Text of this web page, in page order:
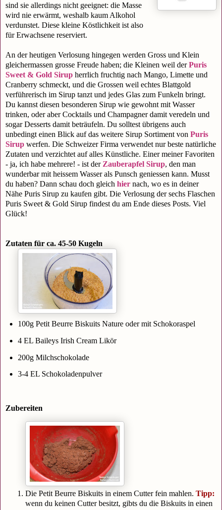
sind sie allerdings nicht geeignet: die Masse
wird nie erwärmt, weshalb kaum Alkohol
verdunstet. Diese kleine Köstlichkeit ist also
für Erwachsene reserviert.
An der heutigen Verlosung hingegen werden Gross und Klein
gleichermassen grosse Freude haben; die Kleinen weil derPuris
Sweet & Gold Sirup herrlich fruchtig nach Mango, Limette und
Cranberry schmeckt, und die Grossen weil echtes Blattgold
verführerisch im Sirup tanzt und jedes Glas zum Funkeln bringt.
Du kannst diesen besonderen Sirup wie gewohnt mit Wasser
trinken, oder aber Cocktails und Champagner damit veredeln und
sogar Desserts damit beträufeln. Du solltest übrigens auch
unbedingt einen Blick auf das weitere Sirup Sortiment von Puris
Sirup werfen. Die Schweizer Firma verwendet nur beste natürliche
Zutaten und verzichtet auf alles Künstliche. Einer meiner Favoriten
- ja, ich habe mehrere! - ist der Zauberapfel Sirup, den man
wunderbar mit heissem Wasser als Punsch geniessen kann. Musst
du haben? Dann schau doch gleich hier nach, wo es in deiner
Nähe Puris Sirup zu kaufen gibt. Die Verlosung der sechs Flaschen
Puris Sweet & Gold Sirup findest du am Ende dieses Posts. Viel
Glück!
Zutaten für ca. 45-50 Kugeln
100g Petit Beurre Biskuits Nature oder mit Schokoraspel
4 EL Baileys Irish Cream Likör
200g Milchschokolade
3-4 EL Schokoladenpulver
Zubereiten
Die Petit Beurre Biskuits in einem Cutter fein mahlen. Tipp:
wenn du keinen Cutter besitzt, gibts du die Biskuits in einen